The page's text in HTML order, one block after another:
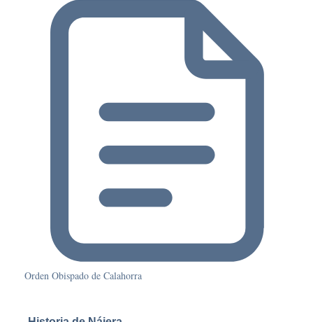
Orden Obispado de Calahorra